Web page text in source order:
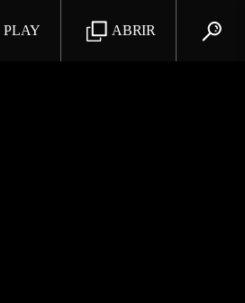
ABRIR
PLAY